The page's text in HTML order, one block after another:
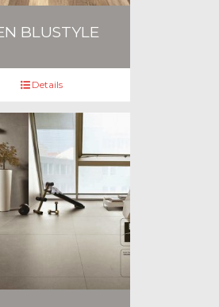
BLUSTYLE
Details